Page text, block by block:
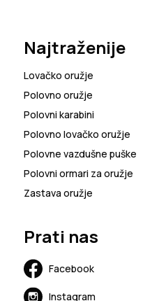
Najtraženije
Lovačko oružje
Polovno oružje
Polovni karabini
Polovno lovačko oružje
Polovne vazdušne puške
Polovni ormari za oružje
Zastava oružje
Prati nas
Facebook
Instagram